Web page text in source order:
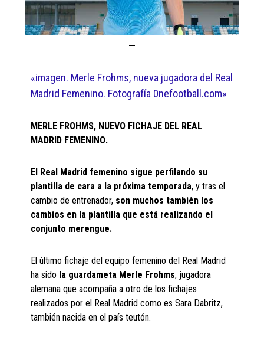
«imagen. Merle Frohms, nueva jugadora del Real
Madrid Femenino. Fotografía 0nefootball.com»
MERLE FROHMS, NUEVO FICHAJE DEL REAL
MADRID FEMEΝΙΝΟ.
El Real Madrid femenino sigue perfilando su
plantilla de cara a la próxima temporada, y tras el
cambio de entrenador, son muchos también los
cambios en la plantilla que está realizando el
conjunto merengue.
El último fichaje del equipo femenino del Real Madrid
ha sido la guardameta Merle Frohms, jugadora
alemana que acompaña a otro de los fichajes
realizados por el Real Madrid como es Sara Dabritz,
también nacida en el país teutón.